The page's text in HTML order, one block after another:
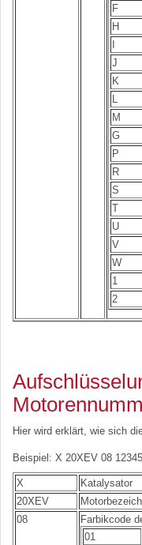
F
H
I
J
K
L
M
G
P
R
S
T
U
V
W
1
2
Hier wird erklärt, wie sich
Beispiel: X 20XEV 08
X
Katalysator
20XEV
08
Farbikcode
01